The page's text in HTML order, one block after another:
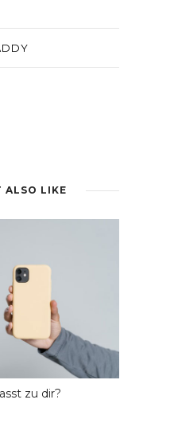
ALSO LIKE
zu dir?